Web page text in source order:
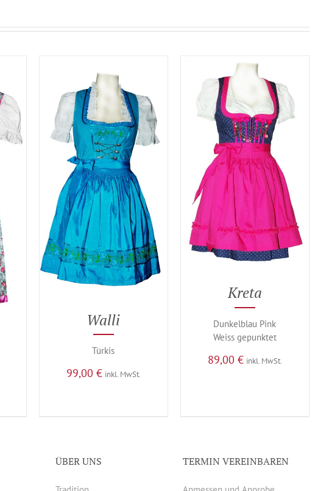
Walli
Türkis
99,00 € inkl. MwSt.
Kreta
Dunkelblau Pink
Weiss gepunktet
89,00 € inkl. MwSt.
ÜBER UNS TERMIN VEREINBAREN